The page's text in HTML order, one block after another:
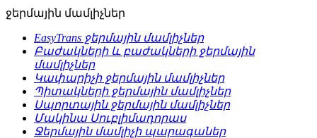
ջերմային մամլիչներ
EasyTrans ջերմային մամլիչներ
Բաժակների և բաժակների ջերմային
մամլիչներ
Կափարիչի ջերմային մամլիչներ
Պիտակների ջերմային մամլիչներ
Սպորտային ջերմային մամլիչներ
Մակինա Սուբլիմադորաս
Ջերմային մամլիչի պարագաներ